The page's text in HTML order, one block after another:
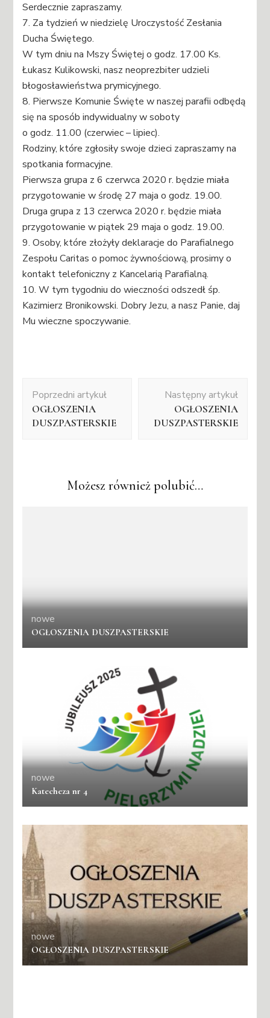
Serdecznie zapraszamy.
7. Za tydzień w niedzielę Uroczystość Zesłania
Ducha Świętego.
W tym dniu na Mszy Świętej o godz. 17.00 Ks.
Łukasz Kulikowski, nasz neoprezbiter udzieli
błogosławieństwa prymicyjnego.
8. Pierwsze Komunie Święte w naszej parafii odbędą
się na sposób indywidualny w soboty
o godz. 11.00 (czerwiec – lipiec).
Rodziny, które zgłosiły swoje dzieci zapraszamy na
spotkania formacyjne.
Pierwsza grupa z 6 czerwca 2020 r. będzie miała
przygotowanie w środę 27 maja o godz. 19.00.
Druga grupa z 13 czerwca 2020 r. będzie miała
przygotowanie w piątek 29 maja o godz. 19.00.
9. Osoby, które złożyły deklaracje do Parafialnego
Zespołu Caritas o pomoc żywnościową, prosimy o
kontakt telefoniczny z Kancelarią Parafialną.
10. W tym tygodniu do wieczności odszedł śp.
Kazimierz Bronikowski. Dobry Jezu, a nasz Panie, daj
Mu wieczne spoczywanie.
wpisu
Poprzedni artykuł
OGŁOSZENIA
DUSZPASTERSKIE
Następny artykuł
OGŁOSZENIA
DUSZPASTERSKIE
Możesz również polubić…
nowe
OGŁOSZENIA DUSZPASTERSKIE
nowe
Katecheza nr 4
nowe
OGŁOSZENIA DUSZPASTERSKIE